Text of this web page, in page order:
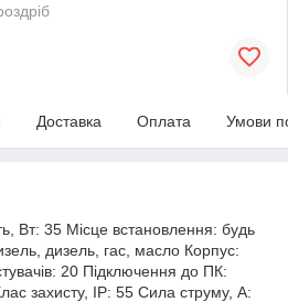
Доставка Оплата Умови
Вт: 35 Місце встановлення: будь
дизель, гас, масло Корпус:
20 Підключення до ПК:
захисту, IP: 55 Сила струму, А: